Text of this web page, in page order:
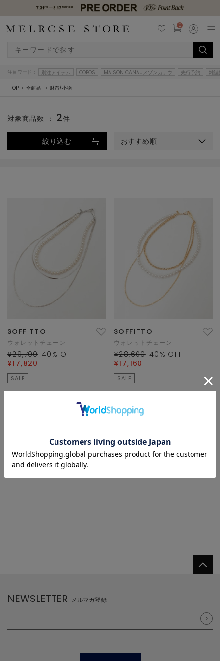
0
注目ワード： 別注アイテム OOFOS MAISON CANAUメゾンカナウ 先行予約 雑誌
TOP 全商品 財布/小物
絞り込む おすすめ順
対象商品数 ： 2件
SOFFITTO
ウォレットチェーン
¥29,700 40 % OFF
¥17,820
SALE
SOFFITTO
ウォレットチェーン
¥28,600 40 % OFF
¥17,160
SALE
1/1 ページ全2件
1
NEWSLETTER メルマガ登録